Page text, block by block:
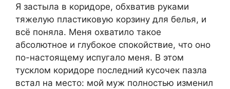
Я застыла в коридоре, обхватив руками
тяжелую пластиковую корзину для белья, и
всё поняла. Меня охватило такое
абсолютное и глубокое спокойствие, что оно
по-настоящему испугало меня. В этом
тусклом коридоре последний кусочек пазла
встал на место: мой муж полностью изменил